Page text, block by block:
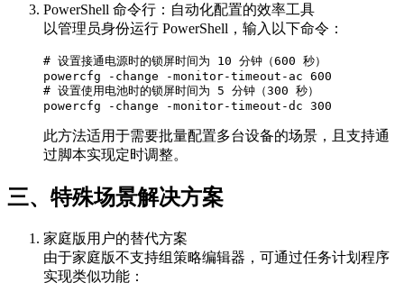
PowerShell 命令行：自动化配置的效率工具
以管理员身份运行 PowerShell，输入以下命令：
# 设置接通电源时的锁屏时间为 10 分钟（600 秒）
powercfg -change -monitor-timeout-ac 600
# 设置使用电池时的锁屏时间为 5 分钟（300 秒）
此方法适用于需要批量配置多台设备的场景，且支持通
过脚本实现定时调整。
三、特殊场景解决方案
家庭版用户的替代方案
由于家庭版不支持组策略编辑器，可通过任务计划程序
实现类似功能：